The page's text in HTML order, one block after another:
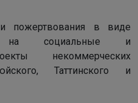
пожертвования в виде
на социальные и
некоммерческих
Таттинского и